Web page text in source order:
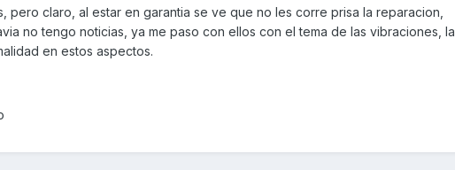
pero claro, al estar en garantia se ve que no les corre prisa la reparacion,
no tengo noticias, ya me paso con ellos con el tema de las vibraciones, la
en estos aspectos.